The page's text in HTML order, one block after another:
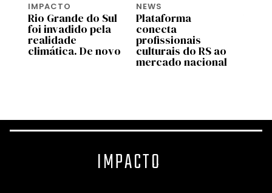
IMPACTO
Rio Grande do Sul
foi invadido pela
realidade
climática. De novo
NEWS
Plataforma
conecta
profissionais
culturais do RS ao
mercado nacional
IMPACTO